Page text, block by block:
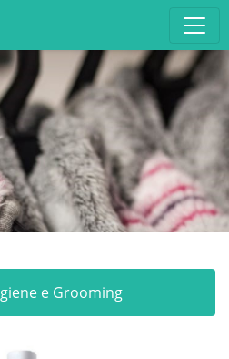
e Grooming